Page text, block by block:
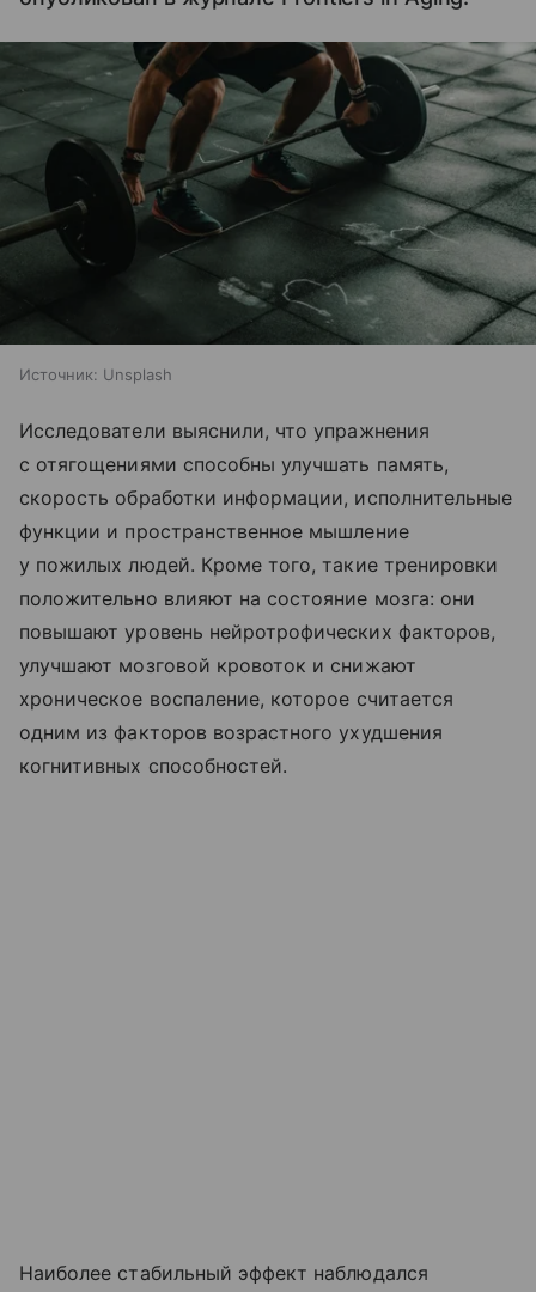
Источник: Unsplash
Исследователи выяснили, что упражнения
с отягощениями способны улучшать память,
скорость обработки информации, исполнительные
функции и пространственное мышление
у пожилых людей. Кроме того, такие тренировки
положительно влияют на состояние мозга: они
повышают уровень нейротрофических факторов,
улучшают мозговой кровоток и снижают
хроническое воспаление, которое считается
одним из факторов возрастного ухудшения
когнитивных способностей.
Наиболее стабильный эффект наблюдался